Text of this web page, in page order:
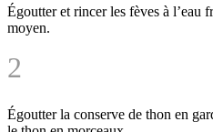
Égoutter et rincer les fèves à l’eau
moyen.
2
Égoutter la conserve de thon en